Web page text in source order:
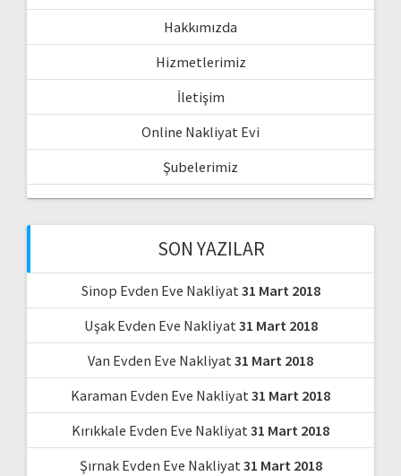
Hakkımızda
Hizmetlerimiz
İletişim
Online Nakliyat Evi
Şubelerimiz
SON YAZILAR
Sinop Evden Eve Nakliyat 31 Mart 2018
Uşak Evden Eve Nakliyat 31 Mart 2018
Van Evden Eve Nakliyat 31 Mart 2018
Karaman Evden Eve Nakliyat 31 Mart 2018
Kırıkkale Evden Eve Nakliyat 31 Mart 2018
Şırnak Evden Eve Nakliyat 31 Mart 2018